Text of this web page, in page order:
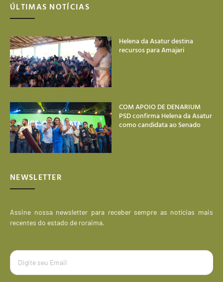
ÚLTIMAS NOTÍCIAS
Helena da Asatur destina
recursos para Amajari
COM APOIO DE DENARIUM
PSD confirma Helena da Asatur
como candidata ao Senado
NEWSLETTER
Assine nossa newsletter para receber sempre as notícias mais
recentes do estado de roraima.